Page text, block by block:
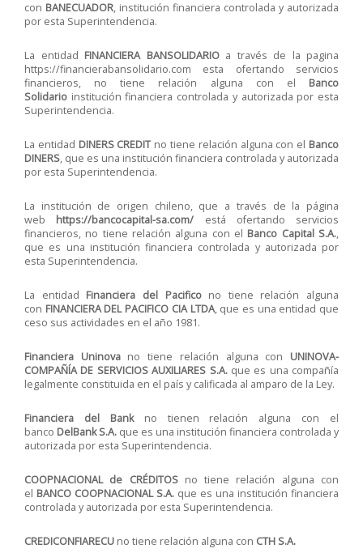
con BANECUADOR, institución financiera controlada y autorizada
por esta Superintendencia.
La entidad FINANCIERA BANSOLIDARIOa través de la pagina
https://financierabansolidario.com esta ofertando servicios
financieros, no tiene relación alguna con el Banco
Solidario institución financiera controlada y autorizada por esta
Superintendencia.
La entidad DINERS CREDITno tiene relación alguna con el Banco
DINERS, que es una institución financiera controlada y autorizada
por esta Superintendencia.
La institución de origen chileno, que a través de la página
web https://bancocapital-sa.com/ está ofertando servicios
financieros, no tiene relación alguna con el Banco Capital S.A.,
que es una institución financiera controlada y autorizada por
esta Superintendencia.
La entidad Financiera del Pacificono tiene relación alguna
con FINANCIERA DEL PACIFICO CIA LTDA, que es una entidad que
ceso sus actividades en el año 1981.
Financiera Uninovano tiene relación alguna con UNINOVA-
COMPAÑÍA DE SERVICIOS AUXILIARES S.A.que es una compañía
legalmente constituida en el país y calificada al amparo de la Ley.
Financiera del Bankno tienen relación alguna con el
banco DelBank S.A. que es una institución financiera controlada y
autorizada por esta Superintendencia.
COOPNACIONAL de CRÉDITOSno tiene relación alguna con
el BANCO COOPNACIONAL S.A. que es una institución financiera
controlada y autorizada por esta Superintendencia.
CREDICONFIARECU no tiene relación alguna con CTH S.A.